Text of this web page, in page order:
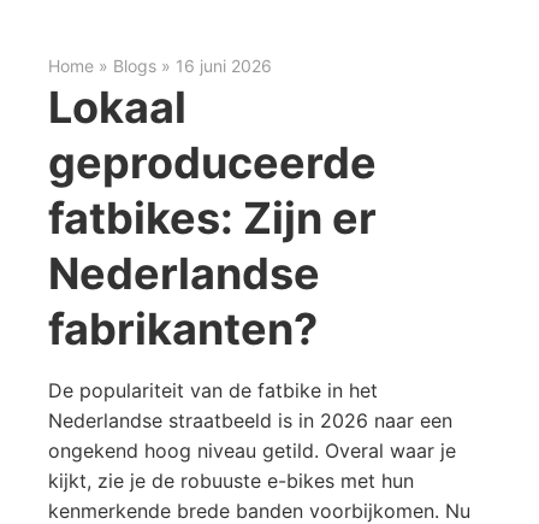
Home » Blogs » 16 juni 2026
Lokaal
geproduceerde
fatbikes: Zijn er
Nederlandse
fabrikanten?
De populariteit van de fatbike in het
Nederlandse straatbeeld is in 2026 naar een
ongekend hoog niveau getild. Overal waar je
kijkt, zie je de robuuste e-bikes met hun
kenmerkende brede banden voorbijkomen. Nu